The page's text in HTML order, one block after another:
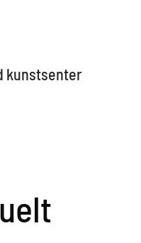
kunstsenter